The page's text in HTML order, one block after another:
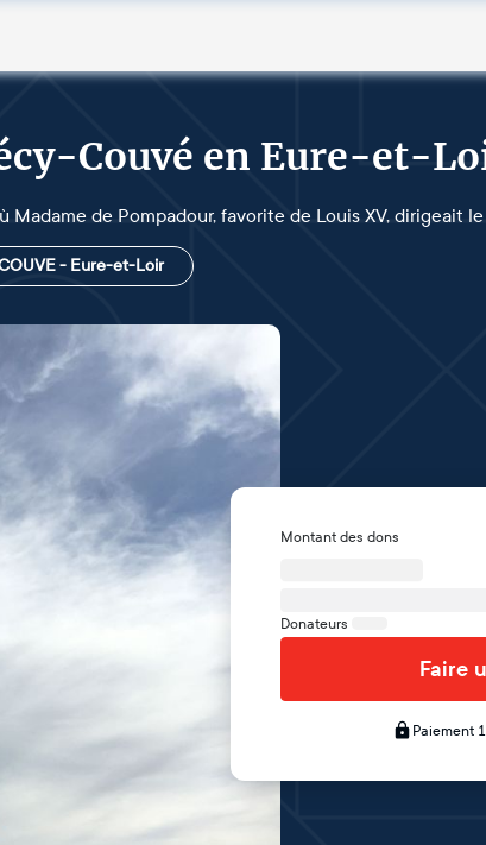
Couvé en Eure-et-
de Pompadour, favorite de Louis XV, dirigeait
- Eure-et-Loir
Montant des dons
Donateurs
Faire
Paiement